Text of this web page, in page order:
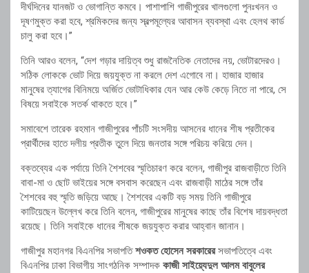
দীর্ঘদিনের যানজট ও ভোগান্তি কমবে। পাশাপাশি গাজীপুরের খালগুলো পুনঃখনন ও
দূষণমুক্ত করা হবে, শ্রমিকদের জন্য স্বল্পমূল্যের আবাসন ব্যবস্থা এবং হেলথ কার্ড
চালু করা হবে।”
তিনি আরও বলেন, “দেশ গড়ার দায়িত্ব শুধু রাজনৈতিক নেতাদের নয়, ভোটারদেরও।
সঠিক লোককে ভোট দিয়ে জয়যুক্ত না করলে দেশ এগোবে না। হাজার হাজার
মানুষের ত্যাগের বিনিময়ে অর্জিত ভোটাধিকার যেন আর কেউ কেড়ে নিতে না পারে, সে
বিষয়ে সবাইকে সতর্ক থাকতে হবে।”
সমাবেশে তারেক রহমান গাজীপুরের পাঁচটি সংসদীয় আসনের ধানের শীষ প্রতীকের
প্রার্থীদের হাতে দলীয় প্রতীক তুলে দিয়ে জনতার সঙ্গে পরিচয় করিয়ে দেন।
বক্তব্যের এক পর্যায়ে তিনি শৈশবের স্মৃতিচারণ করে বলেন, গাজীপুর রাজবাড়ীতে তিনি
বাবা-মা ও ছোট ভাইয়ের সঙ্গে বসবাস করেছেন এবং রাজবাড়ী মাঠের সঙ্গে তাঁর
শৈশবের বহু স্মৃতি জড়িয়ে আছে। শৈশবের একটি বড় সময় তিনি গাজীপুরে
কাটিয়েছেন উল্লেখ করে তিনি বলেন, গাজীপুরের মানুষের কাছে তাঁর বিশেষ দায়বদ্ধতা
রয়েছে। তিনি সবাইকে ধানের শীষকে জয়যুক্ত করার আহ্বান জানান।
গাজীপুর মহানগর বিএনপির সভাপতিশওকত হোসেন সরকারেরসভাপতিত্বে এবং
বিএনপির ঢাকা বিভাগীয় সাংগঠনিক সম্পাদক কাজী সাইয়্যেদুল আলম বাবুলের